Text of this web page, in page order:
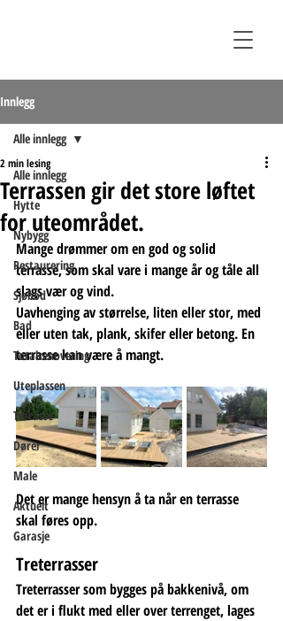
Innlegg
Alle innlegg
Hytte
Nybygg
Restaurering
Sjøbod
Bad
Totalrenovering
Uteplassen
Terrasse
Dører
Male
Aktuelt
Garasje
Alle innlegg
Terrassen gir det store løftet
for uteområdet.
2 min lesing
Mange drømmer om en god og solid
terrasse, som skal vare i mange år og tåle all
slags vær og vind.
Uavhenging av størrelse, liten eller stor, med
eller uten tak, plank, skifer eller betong. En
terrasse kan være å mangt.
Det er mange hensyn å ta når en terrasse
skal føres opp.
Treterrasser
Treterrasser som bygges på bakkenivå, om
det er i flukt med eller over terrenget, lages